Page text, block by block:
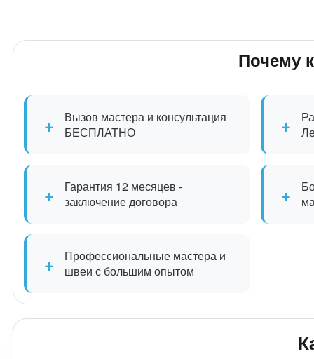
Почему
+
Вызов мастера и консультация
БЕСПЛАТНО
+
+
Гарантия 12 месяцев -
заключение договора
+
+
Профессиональные мастера и
швеи с большим опытом